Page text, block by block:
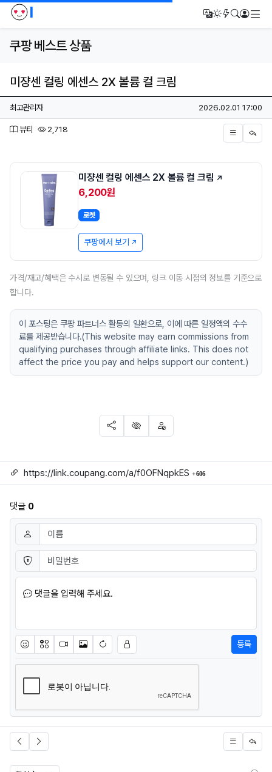
I 번역다크모드
새글/새댓글
검색로그인
쿠팡 베스트 상품
미쟝센 컬링 에센스 2X 볼륨 컬 크림
페이지 정보
작성자
최고관리자 작성일
2026.02.01 17:00
분류
뷰티 2,718
본문
미쟝센 컬링 에센스 2X 볼륨 컬 크림
6,200원
로켓
쿠팡에서 보기
가격/재고/혜택은 수시로 변동될 수 있으며, 링크 이동 시점의 정보를 기준으로
합니다.
이 포스팅은 쿠팡 파트너스 활동의 일환으로, 이에 따른 일정액의 수수
료를 제공받습니다.(This website may earn commissions from
qualifying purchases through affiliate links. This does not
affect the price you pay and helps support our content.)
SNS 공유
신고 차단
링크
https://link.coupang.com/a/f0OFNqpkES 606회 연결
댓글 0
댓글쓰기
이름 필수
비밀번호 필수
댓글을 입력해 주세요.
이모티콘아이콘동영상이미지새댓글 작성
등록